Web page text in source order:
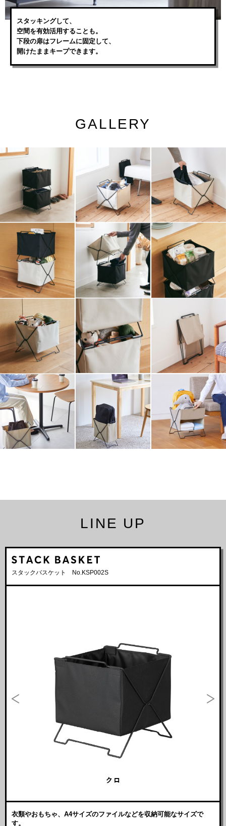
スタッキングして、
空間を有効活用することも。
下段の扉はフレームに固定して、
開けたままキープできます。
GALLERY
LINE UP
スタックバスケット No.KSP002S
衣類やおもちゃ、A4サイズのファイルなどを収納可能なサイズで
す。